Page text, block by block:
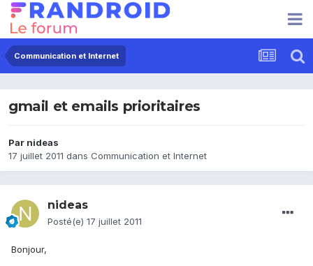
Communication et Internet
gmail et emails prioritaires
Par nideas
17 juillet 2011 dans Communication et Internet
nideas
Posté(e) 17 juillet 2011
Bonjour,